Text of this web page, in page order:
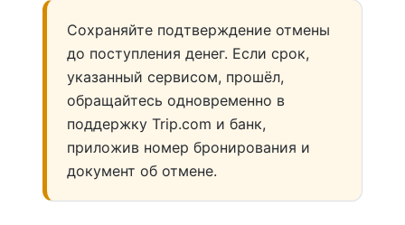
Сохраняйте подтверждение отмены
до поступления денег. Если срок,
указанный сервисом, прошёл,
обращайтесь одновременно в
поддержку Trip.com и банк,
приложив номер бронирования и
документ об отмене.